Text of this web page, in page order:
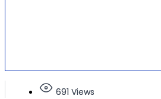
691 Views